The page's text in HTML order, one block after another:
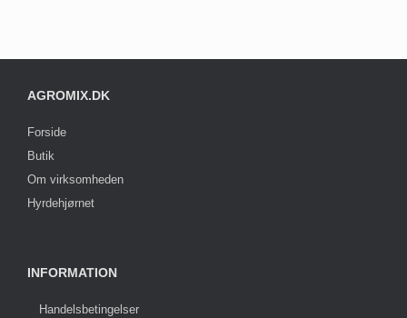
AGROMIX.DK
Forside
Butik
Om virksomheden
Hyrdehjørnet
INFORMATION
Handelsbetingelser